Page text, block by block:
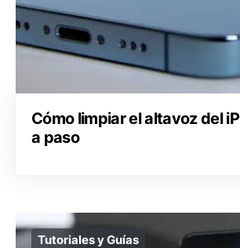
Cómo limpiar el altavoz del
a paso
Tutoriales y Guías